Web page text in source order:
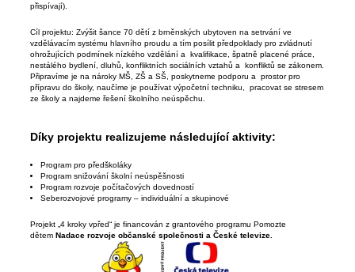
přispívají).
Cíl projektu: Zvýšit šance 70 dětí z brněnských ubytoven na setrvání ve
vzdělávacím systému hlavního proudu a tím posílit předpoklady pro zvládnutí
ohrožujících podmínek nízkého vzdělání a kvalifikace, špatně placené práce,
nestálého bydlení, dluhů, konfliktních sociálních vztahů a konfliktů se zákonem.
Připravíme je na nároky MŠ, ZŠ a SŠ, poskytneme podporu a prostor pro
přípravu do školy, naučíme je používat výpočetní techniku, pracovat se stresem
ze školy a najdeme řešení školního neúspěchu.
Díky projektu realizujeme následující aktivity:
Program pro předškoláky
Program snižování školní neúspěšnosti
Program rozvoje počítačových dovedností
Seberozvojové programy – individuální a skupinové
Projekt „4 kroky vpřed“ je financován z grantového programu Pomozte
dětemNadace rozvoje občanské společnosti a České televize.